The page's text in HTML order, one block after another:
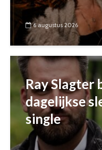
6 augustus 2026
Ray Slagter
dagelijkse
single